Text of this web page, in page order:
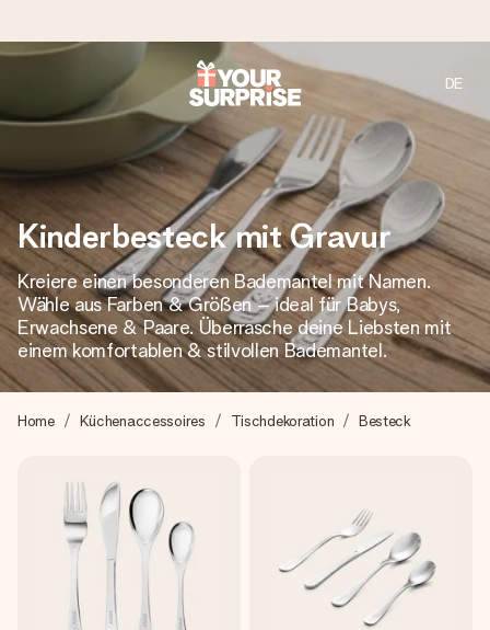
Heute bestellt, in 1 Werktag verschickt
Wir bereiten dein Geschenk sorgfältig vor und schicken es
blitzschnell – damit du es genau zum richtigen Zeitpunkt
überreichen kannst, wenn es am meisten zählt.
4,7 (basierend auf +15.000 Bewertungen)
Unsere Geschenke begeistern. Kunden bewerten uns mit
4,7 bei Google Reviews (Gesamtergebnis aller Länder, in
die wir versenden).
Erstelle etwas Einzigartiges in wenigen Schritten – mit
ihrem Namen, deinem Foto oder einer Nachricht von
Herzen. Kein Stress, nur pure Liebe für den perfekten
Moment.
DE
Kinderbesteck mit Gravur
Kreiere einen besonderen Bademantel mit Namen.
Wähle aus Farben & Größen – ideal für Babys,
Erwachsene & Paare. Überrasche deine Liebsten mit
einem komfortablen & stilvollen Bademantel.
Home Küchenaccessoires Tischdekoration Besteck